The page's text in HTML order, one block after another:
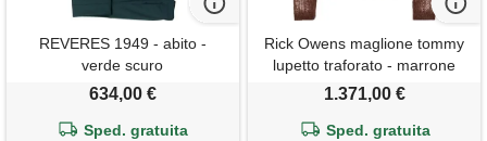
REVERES 1949 - abito -
verde scuro
634,00 €
Sped. gratuita
Rick Owens maglione tommy
lupetto traforato - marrone
1.371,00 €
Sped. gratuita